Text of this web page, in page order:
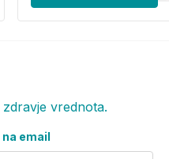
vrednota.
email